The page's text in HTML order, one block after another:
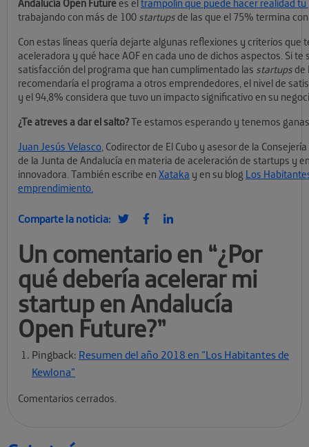
Andalucía Open Futurees eltrampolín que puede hacer realidad
trabajando con más de 100 startupsde las que el 75% termina
Con estas líneas quería dejarte algunas reflexiones y criterios que
aceleradora y qué hace AOF en cada uno de dichos aspectos. Si
satisfacción del programa que han cumplimentado las startupsde
recomendaría el programa a otros emprendedores, el nivel de
y el 94,8% considera que tuvo un impacto significativo en su
¿Te atreves a dar el salto?Te estamos esperando y tenemos
Juan Jesús Velasco , Codirector de El Cubo y asesor de la
de la Junta de Andalucía en materia de aceleración de startups y
innovadora. También escribe en Xataka y en su blog Los
emprendimiento.
Comparte la noticia:
Un comentario en “¿Por
qué debería acelerar mi
startup en Andalucía
Open Future?”
Pingback: Resumen del año 2018 en "Los Habitantes de
Kewlona"
Comentarios cerrados.